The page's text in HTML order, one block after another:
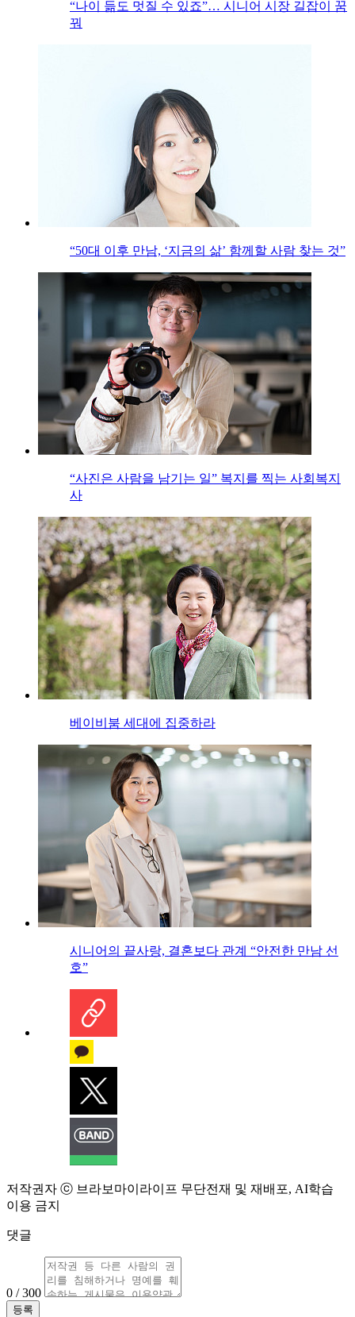
“나이 듦도 멋질 수 있죠”… 시니어 시장 길잡이 꿈
꿔
“50대 이후 만남, ‘지금의 삶’ 함께할 사람 찾는 것”
“사진은 사람을 남기는 일” 복지를 찍는 사회복지
사
베이비붐 세대에 집중하라
시니어의 끝사랑, 결혼보다 관계 “안전한 만남 선
호”
저작권자 ⓒ 브라보마이라이프 무단전재 및 재배포, AI학습
이용 금지
댓글
0 / 300